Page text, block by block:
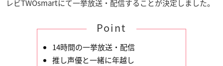
レビTWOsmartにて一挙放送・配信することが決定しました。
Point
14時間の一挙放送・配信
推し声優と一緒に年越し